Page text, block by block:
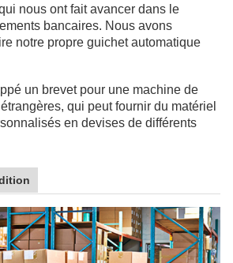
nous ont fait avancer dans le
bancaires. Nous avons
notre propre guichet automatique
un brevet pour une machine de
qui peut fournir du matériel
en devises de différents